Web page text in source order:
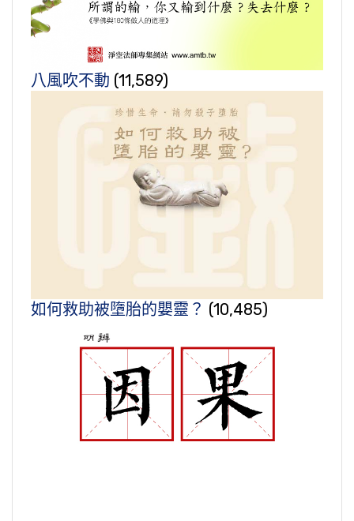
八風吹不動 (11,589)
如何救助被墮胎的嬰靈？ (10,485)